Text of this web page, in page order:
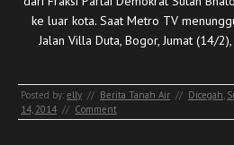
ke luar kota. Saat Metro TV
Jalan Villa Duta, Bogor, Jumat (14/
Posted by: elly // Berita Tanah Air // Dicegah
14, 2014 // Comment